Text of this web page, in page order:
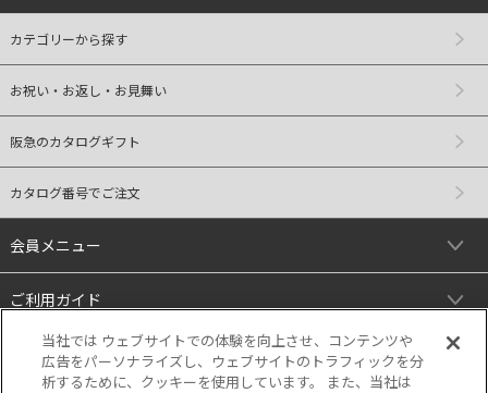
カテゴリーから探す
お祝い・お返し・お見舞い
阪急のカタログギフト
カタログ番号でご注文
会員メニュー
ご利用ガイド
リンク
当社では ウェブサイトでの体験を向上させ、コンテンツや
広告をパーソナライズし、ウェブサイトのトラフィックを分
析するために、クッキーを使用しています。 また、当社は